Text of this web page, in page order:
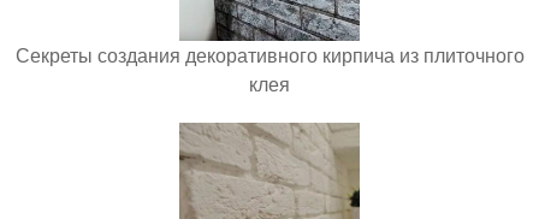
Секреты создания декоративного кирпича из плиточного
клея